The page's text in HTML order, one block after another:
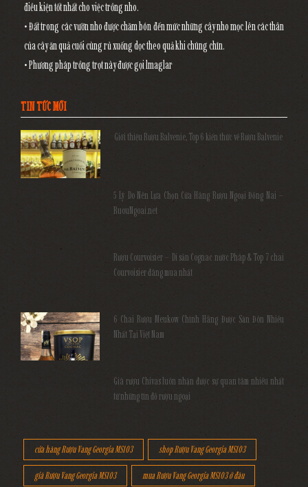
điều kiện tốt nhất cho việc trồng nho.
• Đất trong các vườn nho được chăm bón đến mức những cây nho mọc lên các thân
của cây ăn quả cuối cùng rủ xuống dọc theo quả khi chúng chín.
• Phương pháp trồng trọt này được gọi lmaglar
TIN TỨC MỚI
Giới thiệu Rượu Balvenie, Top 6 kiến thức về Rượu Balvenie
5 Lý Do Nên Lựa Chọn Cửa Hàng Rượu Ngoại Đồng Nai –
RuouNgoai.net
Rượu Courvoisier – Di sản Cognac nước Pháp & Top 7 chai
Courvoisier đáng mua nhất
6 Chai Rượu Meukow Chính Hãng Được Săn Đón Nhiều
Nhất Tại Việt Nam
Giá rượu Chivas luôn nhận được sự quan tâm nhiều nhất
từ những tín đồ rượu ngoại
cửa hàng Rượu Vang Georgia MS103 shop Rượu Vang Georgia MS103
giá Rượu Vang Georgia MS103 mua Rượu Vang Georgia MS103 ở đâu